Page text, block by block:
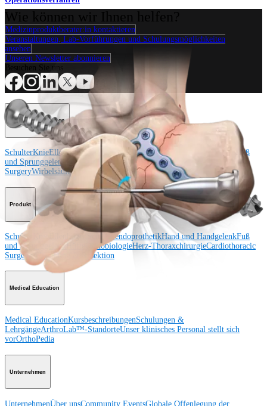
Medizinproduktberater:in kontaktieren
Veranstaltungen, Lab-Vorführungen und Schulungsmöglichkeiten
ansehen
Unseren Newsletter abonnieren
Besuchen Sie uns
Operationsverfahren
SchulterKnieEllenbogenSchulterendoprothetikHand und Handgelenk
Fuß
und Sprunggelenk Trauma HüfteOrthobiologieCardiothoracic
SurgeryWirbelsäule
Produkt
Schulter SchulterendoprothetikHand und HandgelenkFuß
und SprunggelenkHüfte OrthobiologieHerz-ThoraxchirurgieCardiothoracic
Surgery
Bildgebung & Resektion
Medical Education
Medical EducationKursbeschreibungenSchulungen &
LehrgängeArthroLab™-StandorteUnser klinisches Personal stellt sich
vorOrthoPedia
Unternehmen
UnternehmenÜber unsCommunity EventsGlobale Offenlegung der